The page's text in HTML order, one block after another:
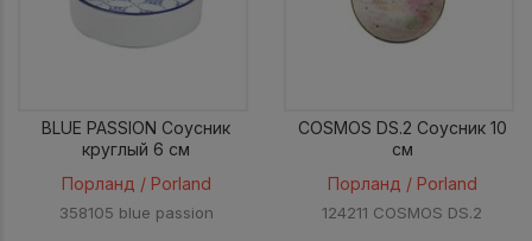
BLUE PASSION Соусник
круглый 6 см
Порланд / Porland
358105 blue passion
COSMOS DS.2 Соусник 10
см
Порланд / Porland
124211 COSMOS DS.2